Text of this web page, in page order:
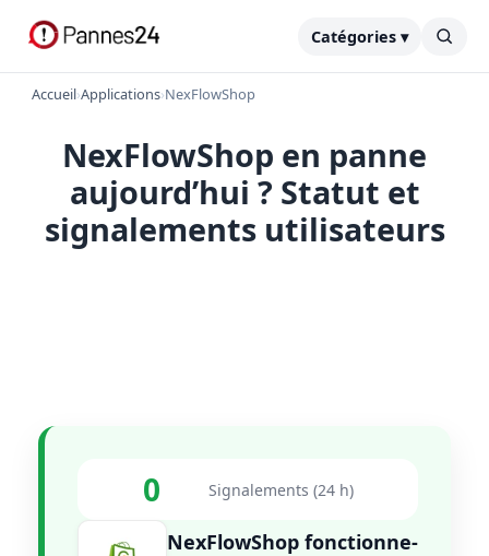
Catégories ▾
Accueil›Applications›NexFlowShop
NexFlowShop en panne
aujourd’hui ? Statut et
signalements utilisateurs
0 Signalements (24 h)
NexFlowShop fonctionne-